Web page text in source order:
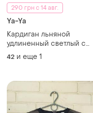
290 грн с 14 авг.
Ya-Ya
Кардиган льняной
удлиненный светлый с
карманами сзади на
кулиске легкий на лето
42 и еще 1